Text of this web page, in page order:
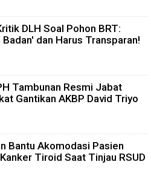
DLH Soal Pohon BRT:
dan Harus Transparan!
Tambunan Resmi Jabat
Gantikan AKBP David Triyo
Bantu Akomodasi Pasien
Tiroid Saat Tinjau RSUD